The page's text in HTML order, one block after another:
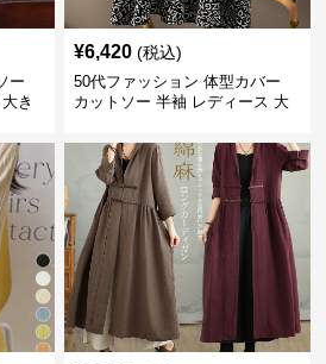
ー
き
¥6,420 (税込)
50代ファッション 体型カバー
カットソー 半袖 レディース 大